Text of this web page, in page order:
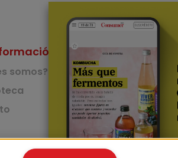
somos?
Nuestras Apps
App de recetas
App del Camino de
Santiago